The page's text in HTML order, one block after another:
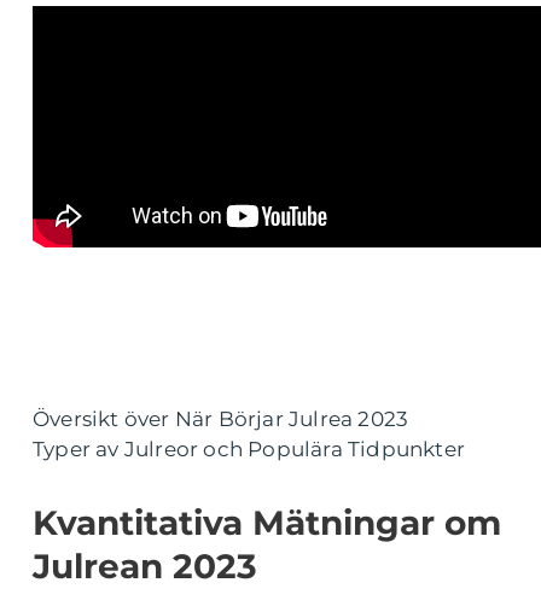
Översikt över När Börjar Julrea 2023
Typer av Julreor och Populära Tidpunkter
Kvantitativa Mätningar om
Julrean 2023